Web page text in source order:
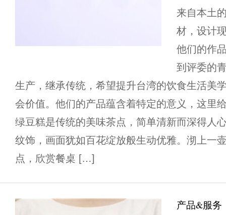
来自本土
材，设计
他们的作
到评委的
生产，继承传统，希望提升台湾的饮食生活美
会价值。他们的产品蕴含着特定的意义，这里
绿豆糕是传统的美味茶点，简单清新而深得人
纹饰，画面犹如百花绽放般生动优雅。沏上一
点，欣赏餐桌 […]
产品&服务